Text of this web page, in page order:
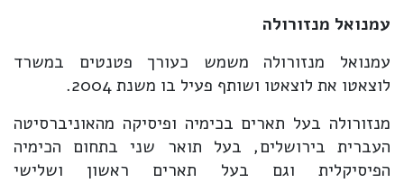
עמנואל מנזורולה
עמנואל מנזורולה משמש כעורך פטנטים במשרד
לוצאטו את לוצאטו ושותף פעיל בו משנת 2004.
מנזורולה בעל תארים בכימיה ופיסיקה מהאוניברסיטה
העברית בירושלים, בעל תואר שני בתחום הכימיה
הפיסיקלית וגם בעל תארים ראשון ושלישי